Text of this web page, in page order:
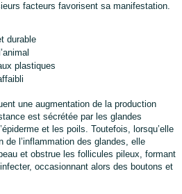
facteurs favorisent sa manifestation.
durable
plastiques
une augmentation de la production
est sécrétée par les glandes
et les poils. Toutefois, lorsqu’elle
de l’inflammation des glandes, elle
et obstrue les follicules pileux, formant
occasionnant alors des boutons et